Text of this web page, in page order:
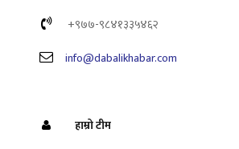
+९७७-९८४१३३५४६२
info@dabalikhabar.com
हाम्रो टीम